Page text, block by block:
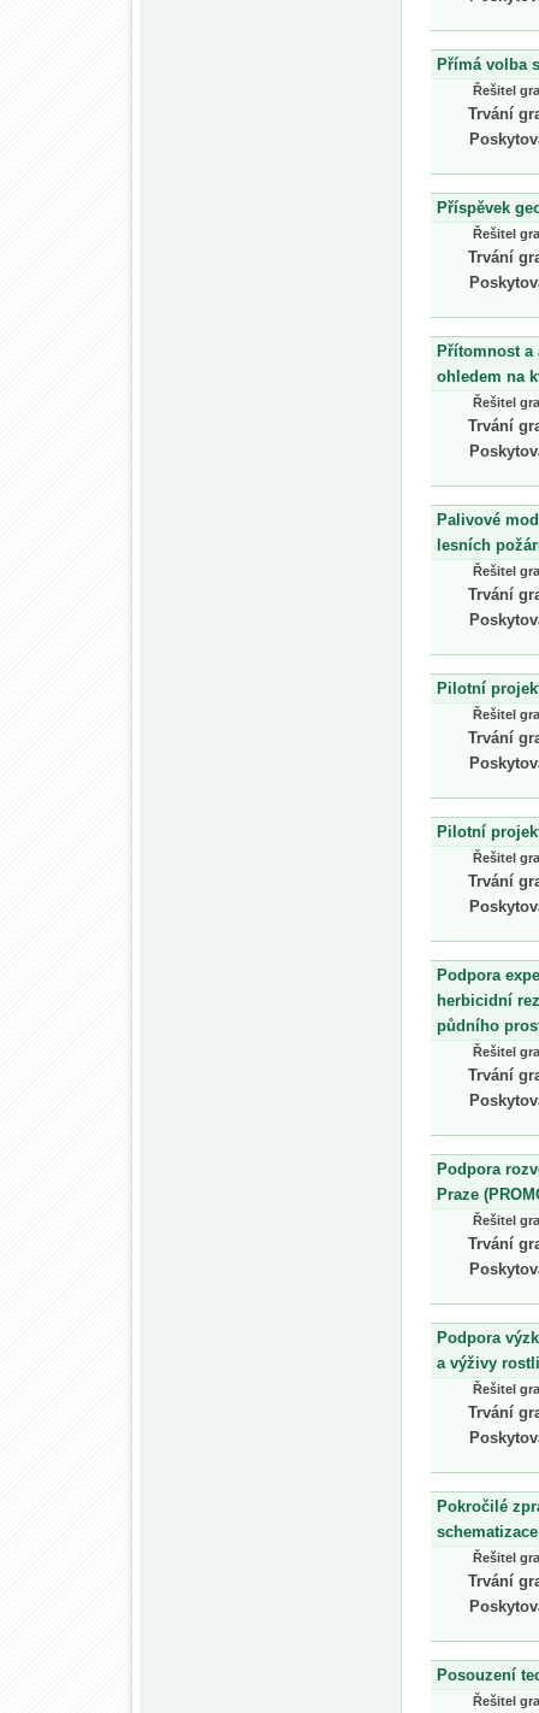
Přímá volba
Řešitel
Trvání
Příspěvek
Řešitel
Trvání
Přítomnost
ohledem na
Řešitel
Trvání
Palivové
lesních
Řešitel
Trvání
Pilotní
Řešitel
Trvání
Pilotní
Řešitel
Trvání
Podpora
herbicidní
půdního
Řešitel
Trvání
Podpora
Praze
Řešitel
Trvání
Podpora
a výživy
Řešitel
Trvání
Pokročilé
Řešitel
Trvání
Posouzení
Řešitel